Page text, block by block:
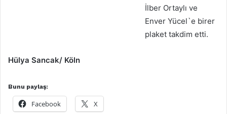
İlber Ortaylı ve
Enver Yücel`e birer
plaket takdim etti.
Hülya Sancak/ Köln
Bunu paylaş:
Facebook X